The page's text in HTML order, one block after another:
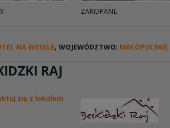
ZAKOPANE
NA WESELE, WOJEWÓDZTWO: MAŁOPOLSKIE
RAJ
się z lokalem